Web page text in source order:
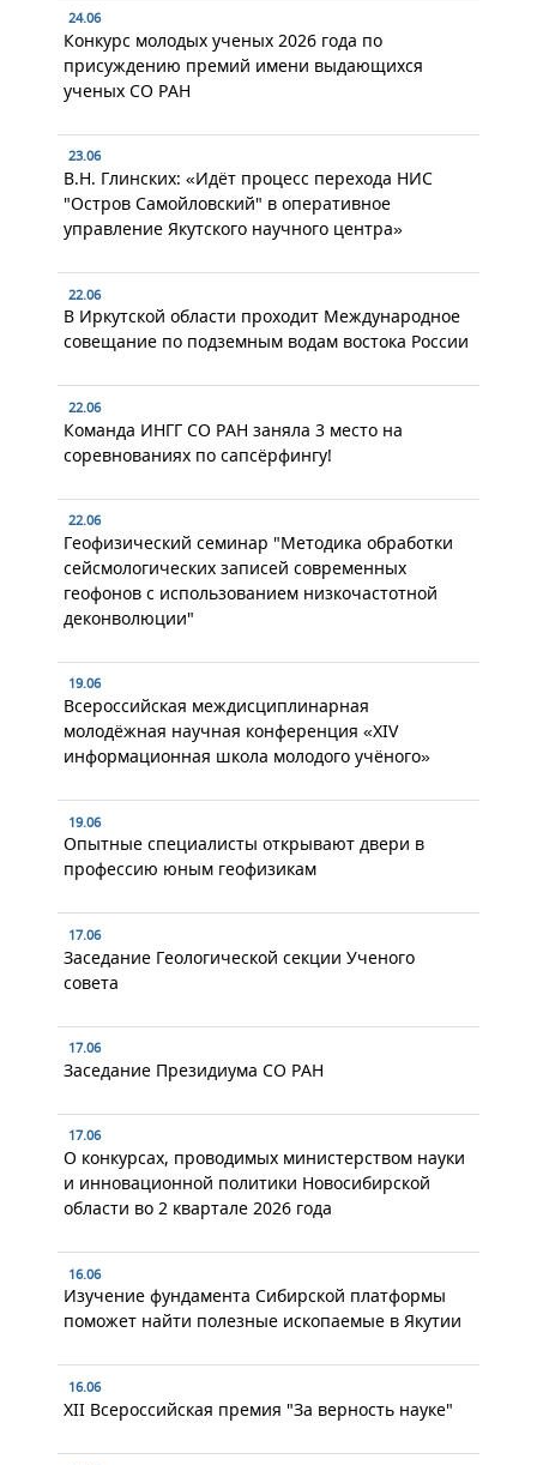
24.06
Конкурс молодых ученых 2026 года по
присуждению премий имени выдающихся
ученых СО РАН
23.06
В.Н. Глинских: «Идёт процесс перехода НИС
"Остров Самойловский" в оперативное
управление Якутского научного центра»
22.06
В Иркутской области проходит Международное
совещание по подземным водам востока России
22.06
Команда ИНГГ СО РАН заняла 3 место на
соревнованиях по сапсёрфингу!
22.06
Геофизический семинар "Методика обработки
сейсмологических записей современных
геофонов с использованием низкочастотной
деконволюции"
19.06
Всероссийская междисциплинарная
молодёжная научная конференция «XIV
информационная школа молодого учёного»
19.06
Опытные специалисты открывают двери в
профессию юным геофизикам
17.06
Заседание Геологической секции Ученого
совета
17.06
Заседание Президиума СО РАН
17.06
О конкурсах, проводимых министерством науки
и инновационной политики Новосибирской
области во 2 квартале 2026 года
16.06
Изучение фундамента Сибирской платформы
поможет найти полезные ископаемые в Якутии
16.06
XII Всероссийская премия "За верность науке"